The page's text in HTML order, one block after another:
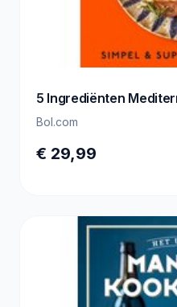
5 Ingrediënten
Bol.com
€ 29,99